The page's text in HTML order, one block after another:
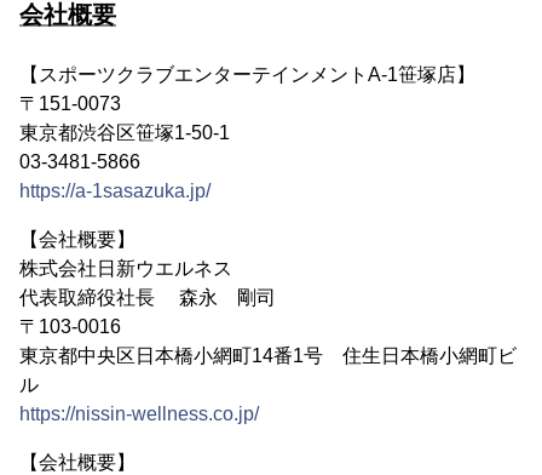
会社概要
【スポーツクラブエンターテインメントA-1笹塚店】
〒151-0073
東京都渋谷区笹塚1-50-1
03-3481-5866
https://a-1sasazuka.jp/
【会社概要】
株式会社日新ウエルネス
代表取締役社長 森永 剛司
〒103-0016
東京都中央区日本橋小網町14番1号 住生日本橋小網町ビ
ル
https://nissin-wellness.co.jp/
【会社概要】